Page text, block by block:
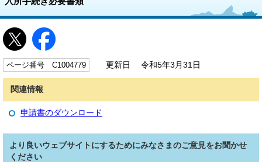
ページ番号 C1004779 更新日 令和5年3月31日
関連情報
申請書のダウンロード
より良いウェブサイトにするためにみなさまのご意見をお聞かせ
ください